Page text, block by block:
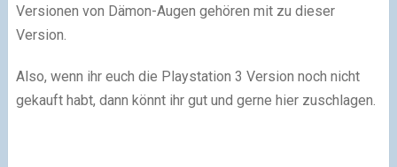
Versionen von Dämon-Augen gehören mit zu dieser
Version.
Also, wenn ihr euch die Playstation 3 Version noch nicht
gekauft habt, dann könnt ihr gut und gerne hier zuschlagen.